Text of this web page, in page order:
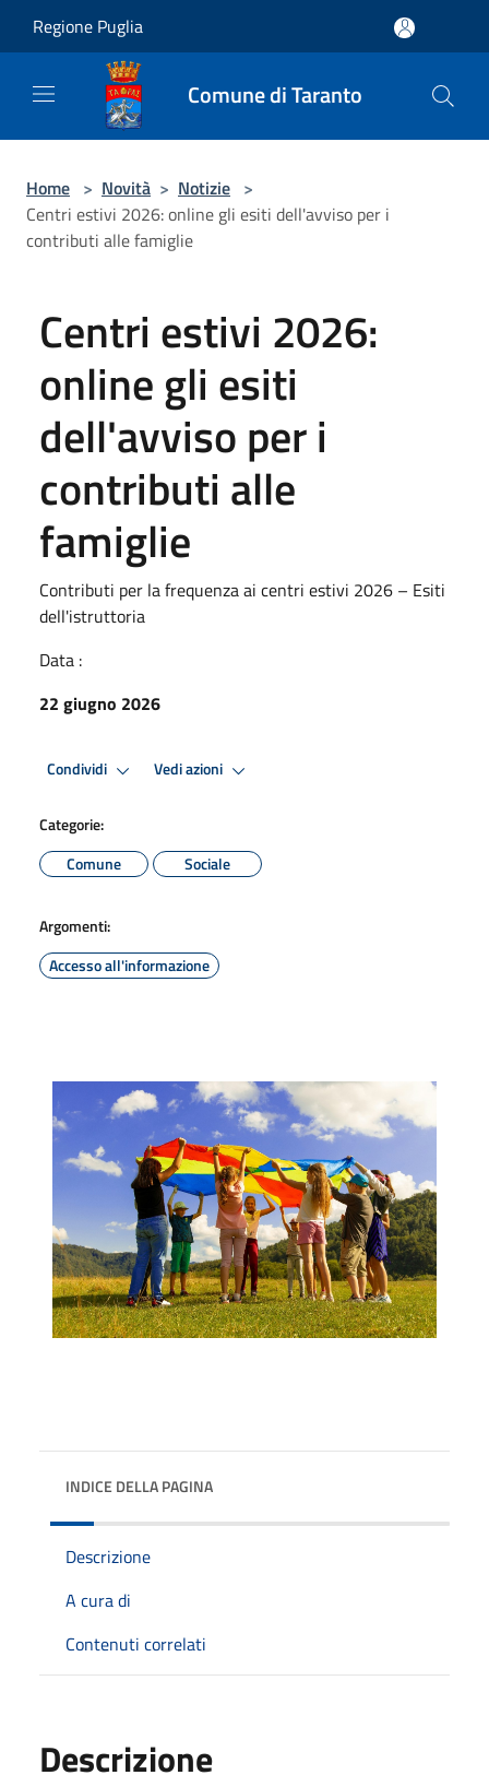
Regione Puglia
Comune di Taranto
Home > Novità > Notizie >
Centri estivi 2026: online gli esiti dell'avviso per i
contributi alle famiglie
Centri estivi 2026:
online gli esiti
dell'avviso per i
contributi alle
famiglie
Contributi per la frequenza ai centri estivi 2026 – Esiti
dell'istruttoria
Data :
22 giugno 2026
Condividi Vedi azioni
Categorie:
Comune
Sociale
Argomenti:
Accesso all'informazione
INDICE DELLA PAGINA
Descrizione
A cura di
Contenuti correlati
Descrizione